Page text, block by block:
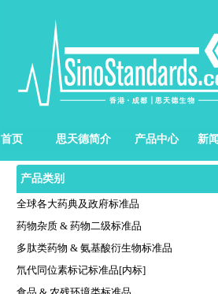
首页 思天德简介 产品中心 新
产品类别
全球各大药典及政府标准品
药物杂质 & 药物二级标准品
多肽类药物 & 氨基酸衍生物标准品
氘代同位素标记标准品[内标]